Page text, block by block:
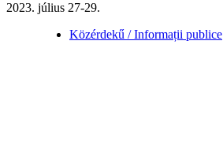
2023. július 27-29.
Közérdekű / Informații publice